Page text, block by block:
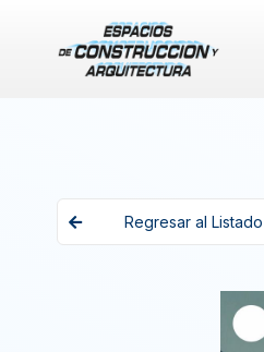
Regresar al Listado